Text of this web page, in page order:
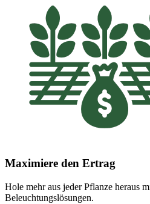
Maximiere den Ertrag
Hole mehr aus jeder Pflanze heraus
Beleuchtungslösungen.